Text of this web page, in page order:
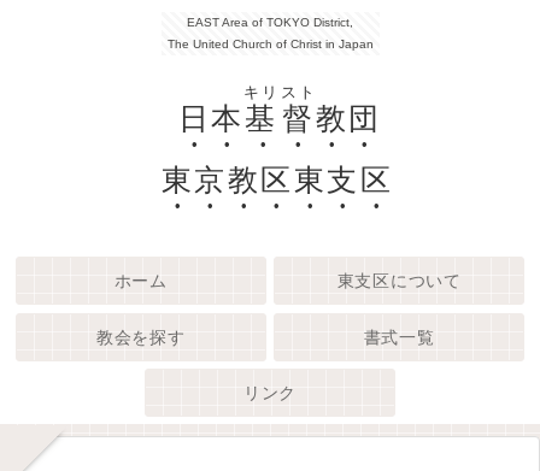
EAST Area of TOKYO District,
The United Church of Christ in Japan
日本基督
キリスト
教団
東京教区東支区
ホーム 東支区について
教会を探す 書式一覧
リンク